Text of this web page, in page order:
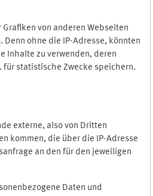
von anderen Webseiten
ohne die IP-Adresse, könnten
Inhalte zu verwenden, deren
für statistische Zwecke speichern.
externe, also von Dritten
kommen, die über die IP-Adresse
an den für den jeweiligen
Daten und